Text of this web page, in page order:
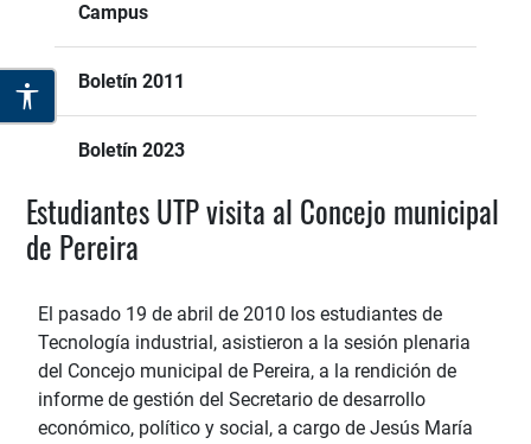
Campus
Boletín 2011
Boletín 2023
Estudiantes UTP visita al Concejo municipal
de Pereira
El pasado 19 de abril de 2010 los estudiantes de
Tecnología industrial, asistieron a la sesión plenaria
del Concejo municipal de Pereira, a la rendición de
informe de gestión del Secretario de desarrollo
económico, político y social, a cargo de Jesús María